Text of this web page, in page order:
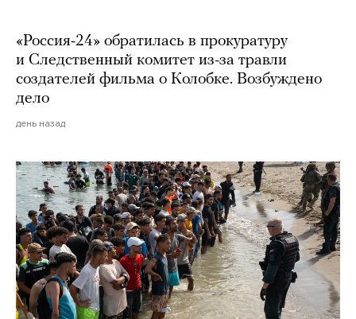
«Россия-24» обратилась в прокуратуру
и Следственный комитет из-за травли
создателей фильма о Колобке. Возбуждено
дело
день назад